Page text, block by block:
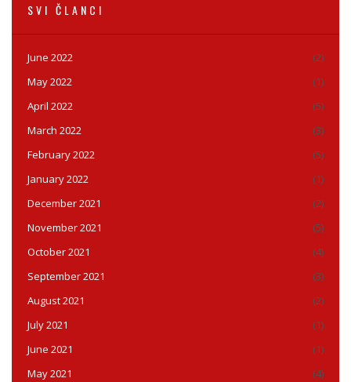
SVI ČLANCI
June 2022
(2)
May 2022
(1)
April 2022
(5)
March 2022
(3)
February 2022
(5)
January 2022
(1)
December 2021
(2)
November 2021
(5)
October 2021
(4)
September 2021
(3)
August 2021
(2)
July 2021
(1)
June 2021
(1)
May 2021
(4)